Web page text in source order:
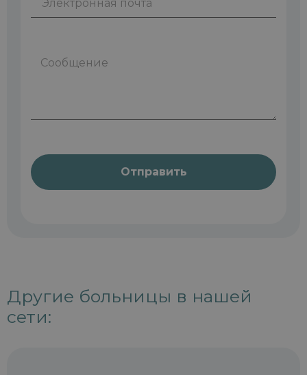
Отправить
Другие больницы в нашей
сети: